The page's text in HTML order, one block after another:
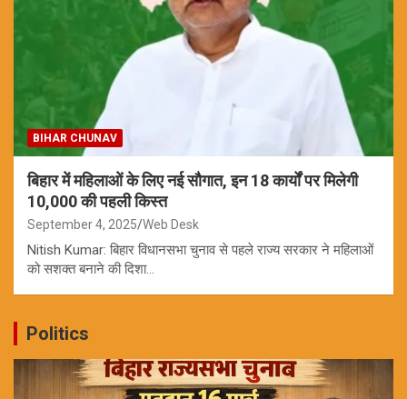
BIHAR CHUNAV
बिहार में महिलाओं के लिए नई सौगात, इन 18 कार्यों पर मिलेगी
10,000 की पहली किस्त
September 4, 2025 Web Desk
Nitish Kumar: बिहार विधानसभा चुनाव से पहले राज्य सरकार ने महिलाओं
को सशक्त बनाने की दिशा…
Politics